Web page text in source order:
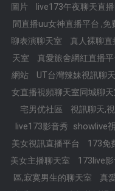
圖片
live173午夜聊天直
間直播uu女神直播平台 ,免
聊表演聊天室
真人裸聊直
天室
真愛旅舍網紅直播平
網站
UT台灣辣妹視訊聊
女直播視頻聊天室同城聊
宅男优社區
視訊聊天,
live173影音秀
showlive
美女視訊直播平台
173免
美女主播聊天室
173live
區,寂寞男生的聊天室
真